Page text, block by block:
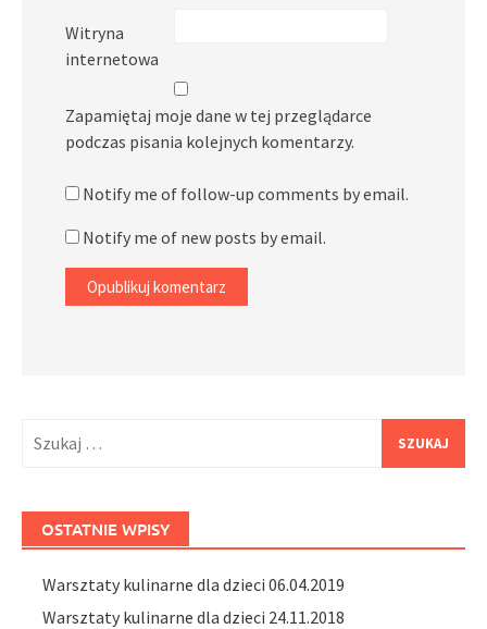
Witryna
internetowa
Zapamiętaj moje dane w tej przeglądarce
podczas pisania kolejnych komentarzy.
Notify me of follow-up comments by email.
Notify me of new posts by email.
OSTATNIE WPISY
Warsztaty kulinarne dla dzieci 06.04.2019
Warsztaty kulinarne dla dzieci 24.11.2018